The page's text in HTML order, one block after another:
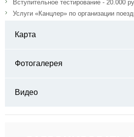
Вступительное тестирование - 20.000
Услуги «Канцлер» по организации
Карта
Meydan South - Dubai - ОАЭ
Фотогалерея
Видео